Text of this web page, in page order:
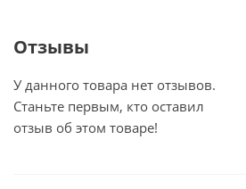
Отзывы
У данного товара нет отзывов.
Станьте первым, кто оставил
отзыв об этом товаре!